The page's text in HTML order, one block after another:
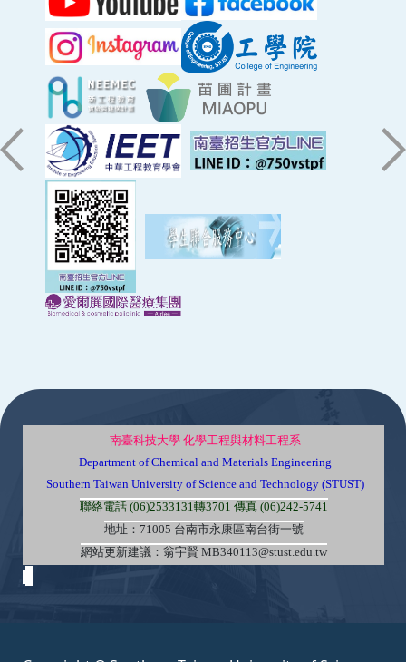
南臺科技大學 化學工程與材料工程系
Department of Chemical and Materials Engineering
Southern Taiwan University of Science and Technology (STUST)
聯絡電話 (06)2533131轉3701 傳真 (06)242-5741
地址：71005 台南市永康區南台街一號
網站更新建議：翁宇賢 MB340113@stust.edu.tw